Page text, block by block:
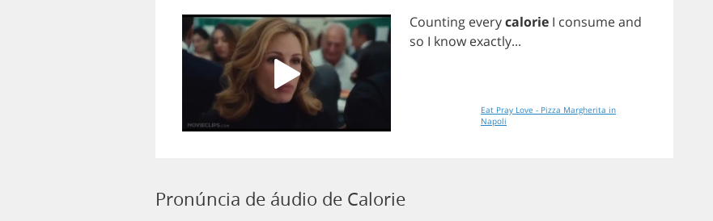
Counting everycalorie I consumeand
so I know exactly...
Eat Pray Love - Pizza Margherita in
Napoli
Pronúncia de áudio de Calorie